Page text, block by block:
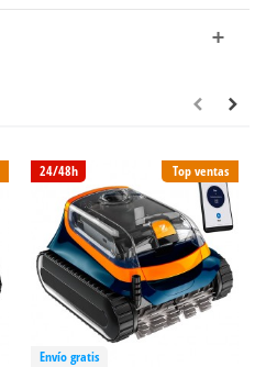
Top ventas
24/48h
Envío gratis